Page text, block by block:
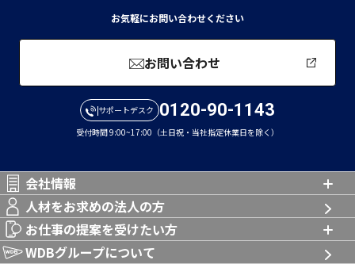
お気軽にお問い合わせください
お問い合わせ
サポートデスク 0120-90-1143
受付時間 9:00~17:00（土日祝・当社指定休業日を除く）
会社情報
人材をお求めの法人の方
お仕事の提案を受けたい方
WDBグループについて